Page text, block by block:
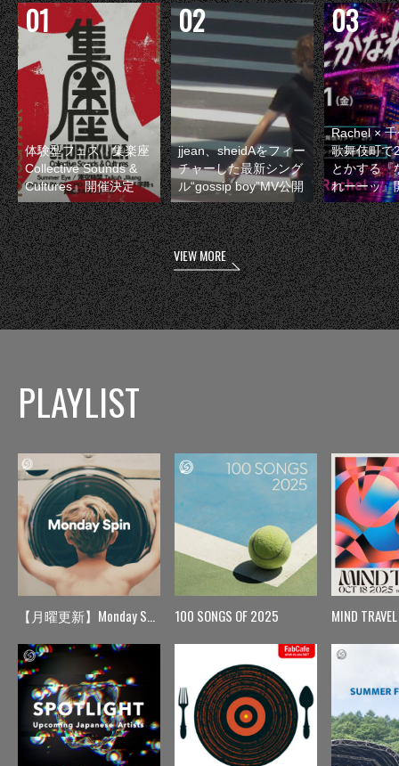
体験型フェス『集楽座
Collective Sounds &
Cultures』開催決定
jjean、sheidAをフィー
チャーした最新シング
ル“gossip boy”MV公開
Rachel ×
歌舞伎町で
とかする『
れーーッ』
VIEW MORE
PLAYLIST
【月曜更新】Monday Spin 100 SONGS OF 2025 MIND TRAVEL